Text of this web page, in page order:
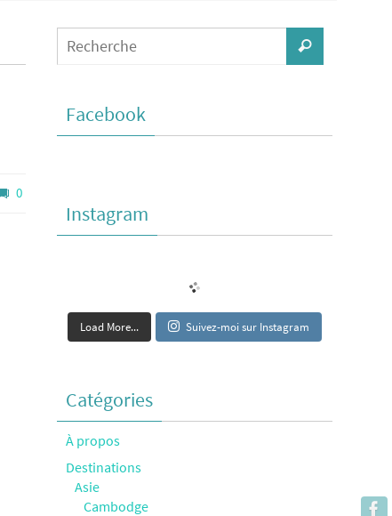
0
Facebook
Instagram
Load More... Suivez-moi sur Instagram
Catégories
À propos
Destinations
Asie
Cambodge